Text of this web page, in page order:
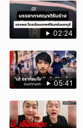
02:24
05:41